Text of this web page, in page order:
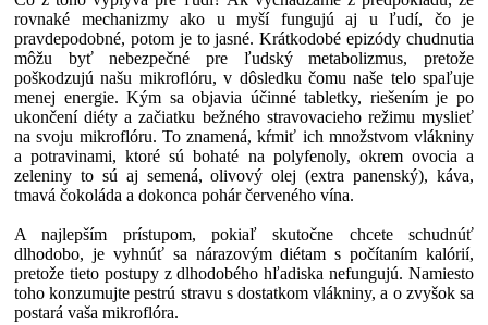
rovnaké mechanizmy ako u myší fungujú aj u ľudí, čo je
pravdepodobné, potom je to jasné. Krátkodobé epizódy chudnutia
môžu byť nebezpečné pre ľudský metabolizmus, pretože
poškodzujú našu mikroflóru, v dôsledku čomu naše telo spaľuje
menej energie. Kým sa objavia účinné tabletky, riešením je po
ukončení diéty a začiatku bežného stravovacieho režimu myslieť
na svoju mikroflóru. To znamená, kŕmiť ich množstvom vlákniny
a potravinami, ktoré sú bohaté na polyfenoly, okrem ovocia a
zeleniny to sú aj semená, olivový olej (extra panenský), káva,
tmavá čokoláda a dokonca pohár červeného vína.
A najlepším prístupom, pokiaľ skutočne chcete schudnúť
dlhodobo, je vyhnúť sa nárazovým diétam s počítaním kalórií,
pretože tieto postupy z dlhodobého hľadiska nefungujú. Namiesto
toho konzumujte pestrú stravu s dostatkom vlákniny, a o zvyšok sa
postará vaša mikroflóra.